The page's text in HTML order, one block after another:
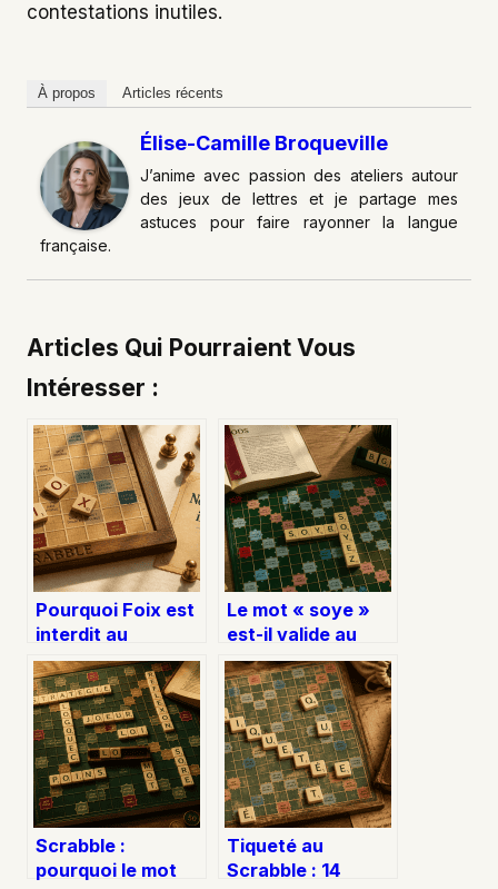
contestations inutiles.
À propos Articles récents
Élise-Camille Broqueville
J’anime avec passion des ateliers autour
des jeux de lettres et je partage mes
astuces pour faire rayonner la langue
française.
Articles Qui Pourraient Vous
Intéresser :
Pourquoi Foix est
interdit au
Scrabble : 16
points perdus et
comment les
rattraper
Le mot « soye »
est-il valide au
Scrabble ?
Analyse, score et
alternatives
stratégiques
Scrabble :
pourquoi le mot
Tiqueté au
Scrabble : 14